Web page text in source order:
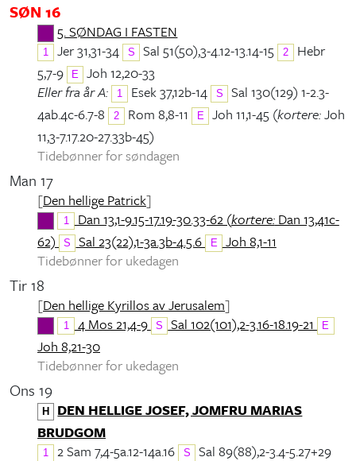
SØN 16
5. SØNDAG I FASTEN
1 Jer 31,31-34 S Sal 51(50),3-4.12-13.14-15 2
Hebr
5,7-9
E
Joh 12,20-33
Eller fra år A:
1 Esek 37,12b-14 S
Sal 130(129) 1-2.3-
4ab.4c-6.7-8
2 Rom 8,8-11 E Joh 11,1-45 (kortere:Joh
11,3-7.17.20-27.33b-45)
Tidebønner for søndagen
Man 17
[Den hellige Patrick]
1 Dan 13,1-9.15-17.19-30.33-62 (kortere:Dan 13,41c-
62)
S Sal 23(22),1-3a.3b-4.5.6 E
Joh 8,1-11
Tidebønner for ukedagen
Tir 18
[Den hellige Kyrillos av Jerusalem]
1 4 Mos 21,4-9 S Sal 102(101),2-3.16-18.19-21 E
Joh 8,21-30
Tidebønner for ukedagen
Ons 19
H
DEN HELLIGE JOSEF, JOMFRU MARIAS
BRUDGOM
1 2 Sam 7,4-5a.12-14a.16 S Sal 89(88),2-3.4-5.27+29